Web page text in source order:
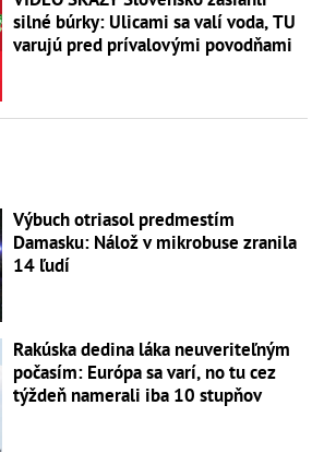
silné búrky: Ulicami sa valí voda, TU
varujú pred prívalovými povodňami
Výbuch otriasol predmestím
Damasku: Nálož v mikrobuse zranila
14 ľudí
Rakúska dedina láka neuveriteľným
počasím: Európa sa varí, no tu cez
týždeň namerali iba 10 stupňov